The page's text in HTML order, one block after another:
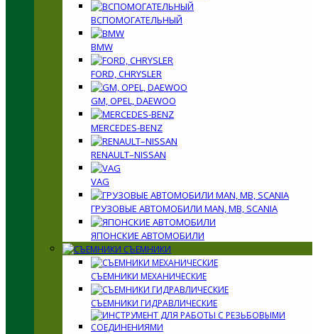
ВСПОМОГАТЕЛЬНЫЙ
BMW
FORD, CHRYSLER
GM, OPEL, DAEWOO
MERCEDES-BENZ
RENAULT–NISSAN
VAG
ГРУЗОВЫЕ АВТОМОБИЛИ MAN, MB, SCANIA
ЯПОНСКИЕ АВТОМОБИЛИ
СЪЕМНИКИ
СЪЕМНИКИ МЕХАНИЧЕСКИЕ
СЪЕМНИКИ ГИДРАВЛИЧЕСКИЕ